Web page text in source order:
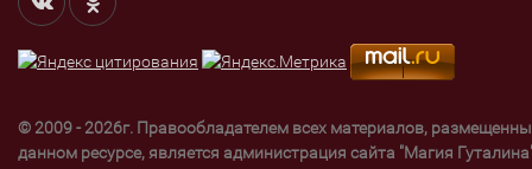
© 2009 - 2026г. Правообладателем всех материалов,
данном ресурсе, является администрация сайта "Магия